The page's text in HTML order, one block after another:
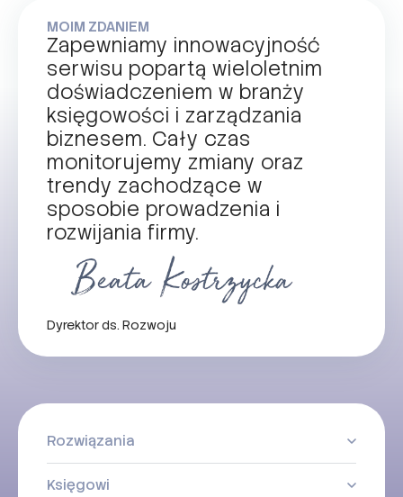
MOIM ZDANIEM
Zapewniamy innowacyjność
serwisu popartą wieloletnim
doświadczeniem w branży
księgowości i zarządzania
biznesem. Cały czas
monitorujemy zmiany oraz
trendy zachodzące w
sposobie prowadzenia i
rozwijania firmy.
Dyrektor ds. Rozwoju
Rozwiązania
Księgowi